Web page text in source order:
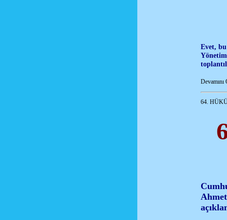
Evet,
Devamını
64.